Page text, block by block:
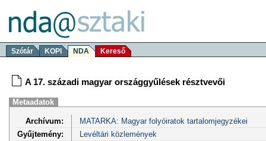
Szótár KOPI NDA Kereső
A 17. századi magyar országgyűlések résztvevői
Metaadatok
Archívum:
MATARKA: Magyar folyóiratok tartalomjegyzékei
Gyűjtemény:
Levéltári közlemények